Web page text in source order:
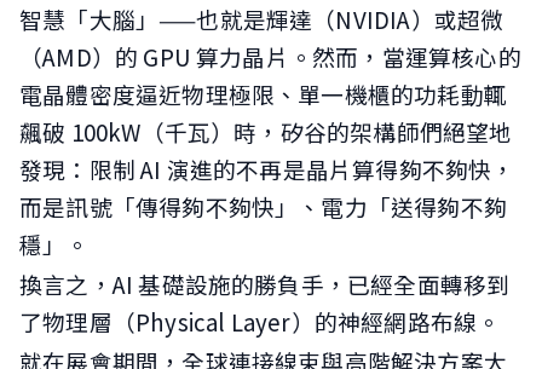
智慧「大腦」——也就是輝達（NVIDIA）或超微
（AMD）的 GPU 算力晶片。然而，當運算核心的
電晶體密度逼近物理極限、單一機櫃的功耗動輒
飆破 100kW（千瓦）時，矽谷的架構師們絕望地
發現：限制 AI 演進的不再是晶片算得夠不夠快，
而是訊號「傳得夠不夠快」、電力「送得夠不夠
穩」。
換言之，AI 基礎設施的勝負手，已經全面轉移到
了物理層（Physical Layer）的神經網路布線。
就在展會期間，全球連接線束與高階解決方案大